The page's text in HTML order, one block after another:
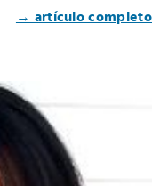
→ artículo completo